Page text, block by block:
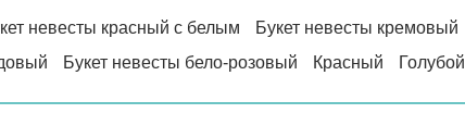
невесты красный с белым Букет невесты кремовый
Букет невесты бело-розовый Красный Голубой